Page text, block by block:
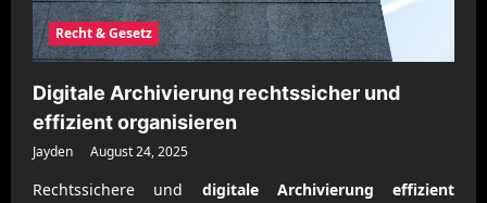
Recht & Gesetz
Digitale Archivierung rechtssicher und
effizient organisieren
Jayden August 24, 2025
Rechtssichere und digitale Archivierung effizient